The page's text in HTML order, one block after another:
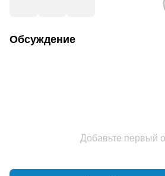
Обсуждение
Добавьте первый